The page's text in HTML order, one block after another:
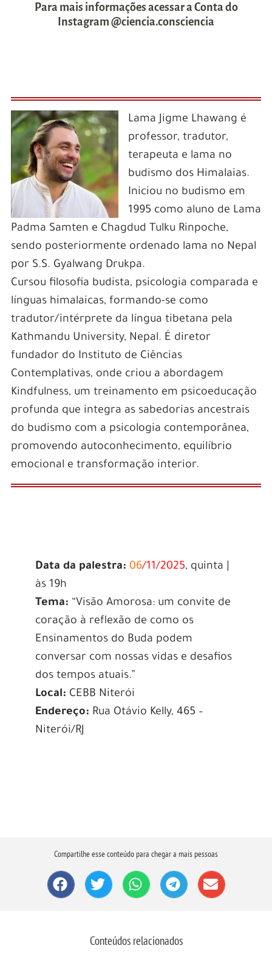
Para mais informações acessar a Conta do
Instagram @ciencia.consciencia
Lama Jigme Lhawang é
professor, tradutor,
terapeuta e lama no
budismo dos Himalaias.
Iniciou no budismo em
1995 como aluno de Lama
Padma Samten e Chagdud Tulku Rinpoche,
sendo posteriormente ordenado lama no Nepal
por S.S. Gyalwang Drukpa.
Cursou filosofia budista, psicologia comparada e
línguas himalaicas, formando-se como
tradutor/intérprete da língua tibetana pela
Kathmandu University, Nepal. É diretor
fundador do Instituto de Ciências
Contemplativas, onde criou a abordagem
Kindfulness, um treinamento em psicoeducação
profunda que integra as sabedorias ancestrais
do budismo com a psicologia contemporânea,
promovendo autoconhecimento, equilíbrio
emocional e transformação interior.
Data da palestra: 06/11/2025, quinta |
às 19h
Tema: “Visão Amorosa: um convite de
coração à reflexão de como os
Ensinamentos do Buda podem
conversar com nossas vidas e desafios
dos tempos atuais.”
Local: CEBB Niterói
Endereço: Rua Otávio Kelly, 465 –
Niterói/RJ
Compartilhe esse conteúdo para chegar a mais pessoas
Conteúdos relacionados